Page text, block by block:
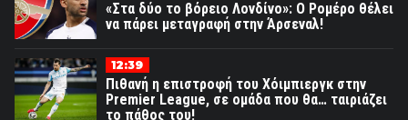
«Στα δύο το βόρειο Λονδίνο»: Ο Ρομέρο θέλει
να πάρει μεταγραφή στην Άρσεναλ!
12:39
Πιθανή η επιστροφή του Χόιμπιεργκ στην
Premier League, σε ομάδα που θα… ταιριάζει
το πάθος του!